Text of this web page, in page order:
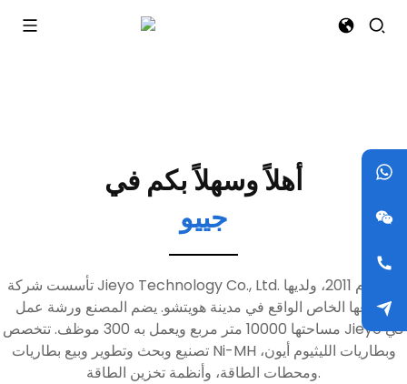
أهلاً وسهلاً بكم في
جييو
تأسست شركة Jieyo Technology Co., Ltd. في عام 2011، ولديها
مصنعها الخاص الواقع في مدينة هويتشو. يضم المصنع ورشة عمل
مساحتها 10000 متر مربع ويعمل به 300 موظف. تتخصص Jieyo في
تصنيع وبحث وتطوير وبيع بطاريات Ni-MH وبطاريات الليثيوم أيون،
ومحطات الطاقة، وأنظمة تخزين الطاقة.